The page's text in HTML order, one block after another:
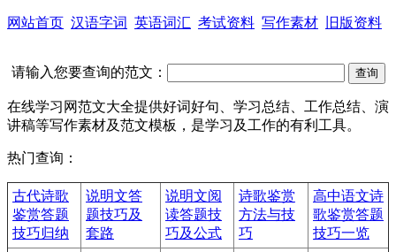
网站首页 汉语字词 英语词汇 考试资料 写作素材 旧版资料
请输入您要查询的范文：
在线学习网范文大全提供好词好句、学习总结、工作总结、演
讲稿等写作素材及范文模板，是学习及工作的有利工具。
热门查询：
古代诗歌
鉴赏答题
技巧归纳
说明文答
题技巧及
套路
说明文阅
读答题技
巧及公式
诗歌鉴赏
方法与技
巧
高中语文诗
歌鉴赏答题
技巧一览